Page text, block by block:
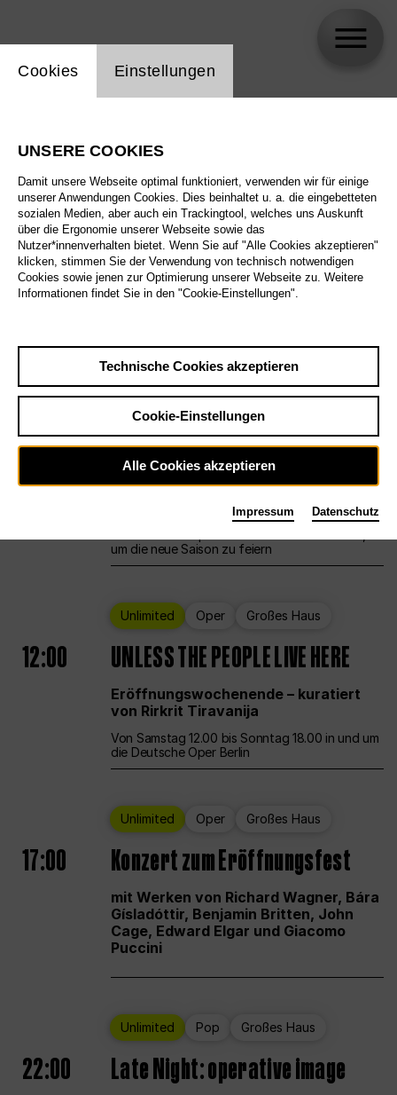
Alle Sparten
Alle Spielstätten
Alle Merkmale
Sa29.8.
Großes Haus
12:00 Eröffnungswochenende
um die neue Saison zu feiern
Unlimited Oper Großes Haus
12:00 UNLESS THE PEOPLE LIVE HERE
Eröffnungswochenende – kuratiert
von Rirkrit Tiravanija
Von Samstag 12.00 bis Sonntag 18.00 in und um
die Deutsche Oper Berlin
Unlimited Oper Großes Haus
17:00 Konzert zum Eröffnungsfest
mit Werken von Richard Wagner, Bára
Gísladóttir, Benjamin Britten, John
Cage, Edward Elgar und Giacomo
Puccini
Unlimited Pop Großes Haus
22:00 Late Night: operative image
Einstellung Website Cookie
Cookies Einstellungen
UNSERE COOKIES
Damit unsere Webseite optimal funktioniert, verwenden wir für einige
unserer Anwendungen Cookies. Dies beinhaltet u. a. die eingebetteten
sozialen Medien, aber auch ein Trackingtool, welches uns Auskunft
über die Ergonomie unserer Webseite sowie das
Nutzer*innenverhalten bietet. Wenn Sie auf "Alle Cookies akzeptieren"
klicken, stimmen Sie der Verwendung von technisch notwendigen
Cookies sowie jenen zur Optimierung unserer Webseite zu. Weitere
Informationen findet Sie in den "Cookie-Einstellungen".
Technische Cookies akzeptieren
Cookie-Einstellungen
Alle Cookies akzeptieren
Impressum Datenschutz